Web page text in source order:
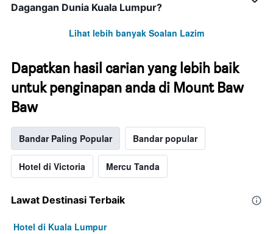
Dagangan Dunia Kuala Lumpur?
Lihat lebih banyak Soalan Lazim
Dapatkan hasil carian yang lebih baik
untuk penginapan anda di Mount Baw
Baw
Bandar Paling Popular Bandar popular
Hotel di Victoria Mercu Tanda
Lawat Destinasi Terbaik
Hotel di Kuala Lumpur